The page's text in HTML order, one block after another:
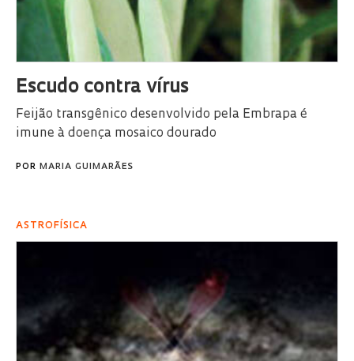
Escudo contra vírus
Feijão transgênico desenvolvido pela Embrapa é
imune à doença mosaico dourado
POR MARIA GUIMARÃES
ASTROFÍSICA